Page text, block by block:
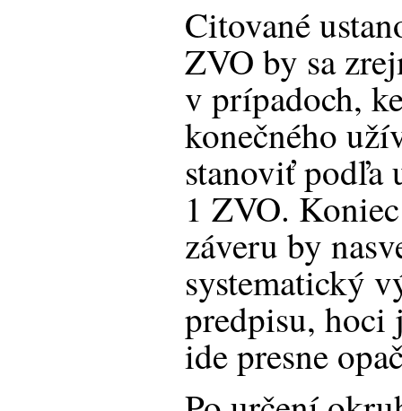
Citované
ZVO by sa
v prípadoch,
konečného
stanoviť podľa
1 ZVO.
záveru by
systematický
predpisu, hoci
ide presne